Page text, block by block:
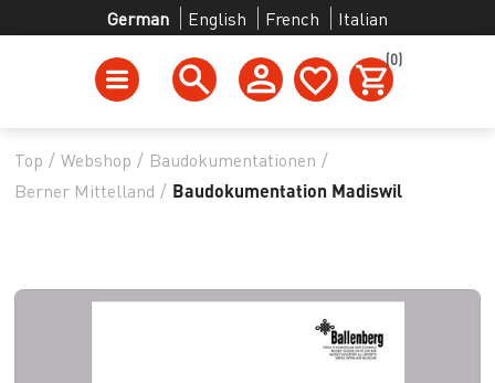
German English French Italian
(0)
Top / Webshop / Baudokumentationen /
Berner Mittelland / Baudokumentation Madiswil